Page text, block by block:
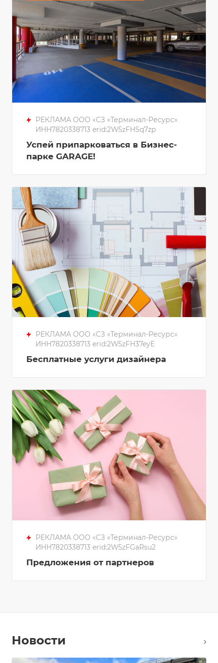
РЕКЛАМА ООО «СЗ «Терминал-Ресурс»
ИНН7820338713 erid:2W5zFHSq7zp
Успей припарковаться в Бизнес-
парке GARAGE!
РЕКЛАМА ООО «СЗ «Терминал-Ресурс»
ИНН7820338713 erid:2W5zFH37eyE
Бесплатные услуги дизайнера
РЕКЛАМА ООО «СЗ «Терминал-Ресурс»
ИНН7820338713 erid:2W5zFGaRsu2
Предложения от партнеров
Новости